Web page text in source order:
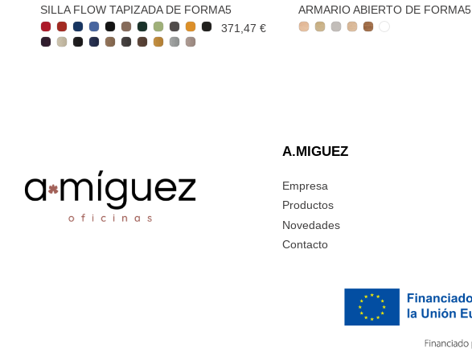
SILLA FLOW TAPIZADA DE FORMA5
371,47 €
ARMARIO ABIERTO DE FORMA5
A.MIGUEZ
Empresa
Productos
Novedades
Contacto